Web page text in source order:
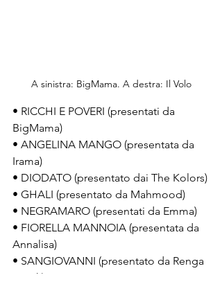
A sinistra: BigMama. A destra: Il Volo
• RICCHI E POVERI (presentati da
BigMama)
• ANGELINA MANGO (presentata da
Irama)
• DIODATO (presentato dai The Kolors)
• GHALI (presentato da Mahmood)
• NEGRAMARO (presentati da Emma)
• FIORELLA MANNOIA (presentata da
Annalisa)
• SANGIOVANNI (presentato da Renga
e Nek)